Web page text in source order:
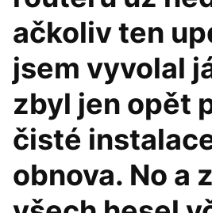
ačkoliv ten
jsem vyvolal
zbyl jen opět
čisté
obnova. No a